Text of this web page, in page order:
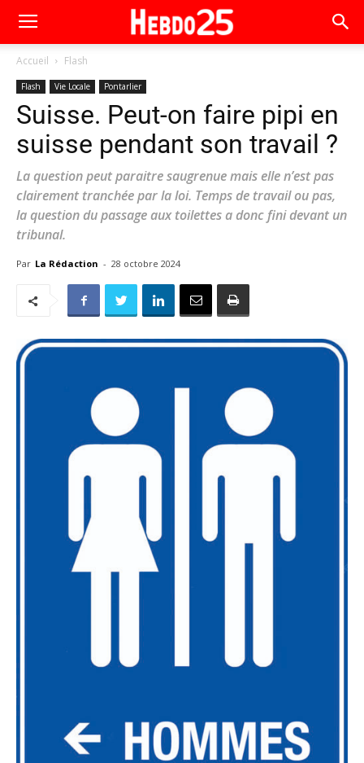
Accueil Flash
Flash Vie Locale Pontarlier
Suisse. Peut-on faire pipi en
suisse pendant son travail ?
La question peut paraitre saugrenue mais elle n’est pas
clairement tranchée par la loi. Temps de travail ou pas,
la question du passage aux toilettes a donc fini devant un
tribunal.
Par La Rédaction - 28 octobre 2024